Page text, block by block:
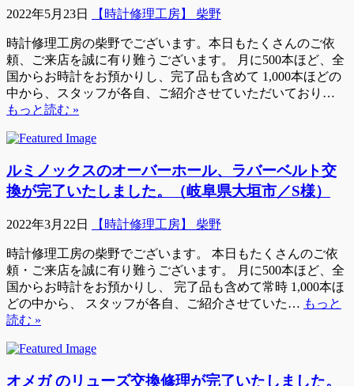
2022年5月23日 【時計修理工房】 柴野
時計修理工房の柴野でございます。本日もたくさんのご依
頼、ご来店を誠に有り難うございます。 月に500本ほど、全
国からお時計をお預かりし、完了品も含めて 1,000本ほどの
中から、スタッフが各自、ご紹介させていただいており…
もっと読む »
ルミノックスのオーバーホール、ラバーベルト交
換が完了いたしました。（岐阜県大垣市／S様）
2022年3月22日 【時計修理工房】 柴野
時計修理工房の柴野でございます。 本日もたくさんのご依
頼・ご来店を誠に有り難うございます。 月に500本ほど、全
国からお時計をお預かりし、 完了品も含めて常時 1,000本ほ
どの中から、 スタッフが各自、ご紹介させていた… もっと
読む »
オメガ のリューズ交換修理が完了いたしました。